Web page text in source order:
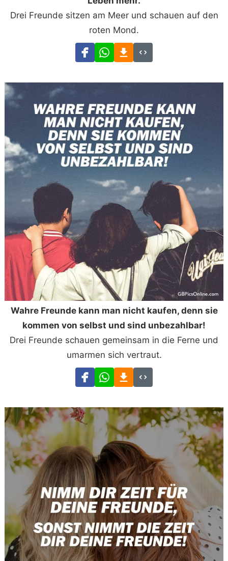
Drei Freunde sitzen am Meer und schauen auf den
roten Mond.
Wahre Freunde kann man nicht kaufen, denn sie
kommen von selbst und sind unbezahlbar!
Drei Freunde schauen gemeinsam in die Ferne und
umarmen sich vertraut.